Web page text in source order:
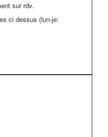
sur rdv.
ci dessus (lun-je: